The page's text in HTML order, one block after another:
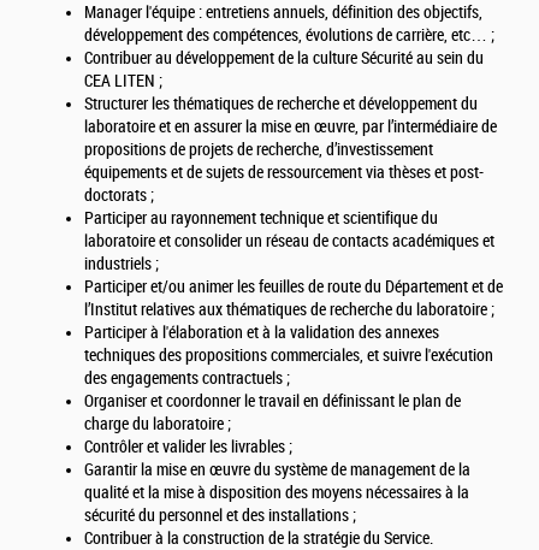
Manager l'équipe : entretiens annuels, définition des objectifs,
développement des compétences, évolutions de carrière, etc… ;
Contribuer au développement de la culture Sécurité au sein du
CEA LITEN ;
Structurer les thématiques de recherche et développement du
laboratoire et en assurer la mise en œuvre, par l’intermédiaire de
propositions de projets de recherche, d’investissement
équipements et de sujets de ressourcement via thèses et post-
doctorats ;
Participer au rayonnement technique et scientifique du
laboratoire et consolider un réseau de contacts académiques et
industriels ;
Participer et/ou animer les feuilles de route du Département et de
l’Institut relatives aux thématiques de recherche du laboratoire ;
Participer à l'élaboration et à la validation des annexes
techniques des propositions commerciales, et suivre l'exécution
des engagements contractuels ;
Organiser et coordonner le travail en définissant le plan de
charge du laboratoire ;
Contrôler et valider les livrables ;
Garantir la mise en œuvre du système de management de la
qualité et la mise à disposition des moyens nécessaires à la
sécurité du personnel et des installations ;
Contribuer à la construction de la stratégie du Service.